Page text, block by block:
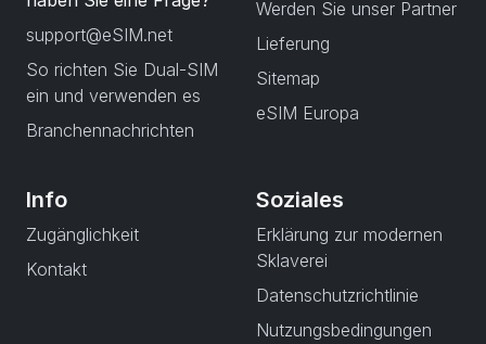
support@eSIM.net
So richten Sie Dual-SIM
ein und verwenden es
Branchennachrichten
Werden Sie unser Partner
Lieferung
Sitemap
eSIM Europa
Info
Zugänglichkeit
Kontakt
Soziales
Erklärung zur modernen
Sklaverei
Datenschutzrichtlinie
Nutzungsbedingungen